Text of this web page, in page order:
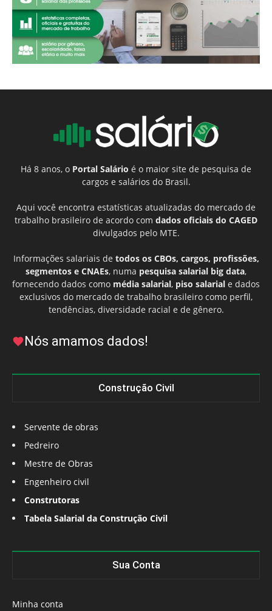
Há 8 anos, o Portal Salário é o maior site de pesquisa de
cargos e salários do Brasil.
Aqui você encontra estatísticas atualizadas do mercado de
trabalho brasileiro de acordo com dados oficiais do CAGED
divulgados pelo MTE.
Informações salariais de todos os CBOs, cargos, profissões,
segmentos e CNAEs, numa pesquisa salarial big data,
fornecendo dados como média salarial, piso salarial e dados
exclusivos do mercado de trabalho brasileiro como perfil,
tendências, diversidade racial e de gênero.
Nós amamos dados!
Construção Civil
Servente de obras
Pedreiro
Mestre de Obras
Engenheiro civil
Construtoras
Tabela Salarial da Construção Civil
Sua Conta
Minha conta